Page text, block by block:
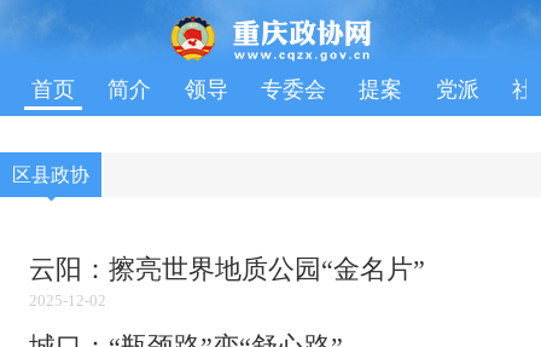
首页 简介 领导 专委会 提案 党派 社
区县政协
云阳：擦亮世界地质公园“金名片”
2025-12-02